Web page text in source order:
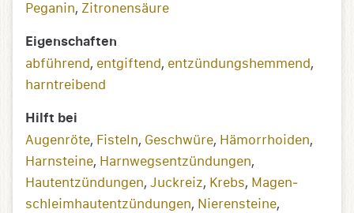
Peganin, Zitronensäure
Eigenschaften
abführend, entgiftend, entzündungs­­hemmend,
harntreibend
Hilft bei
Augenröte, Fisteln, Geschwüre, Hämorrhoiden,
Harnsteine, Harnwegs­­entzündungen,
Hautentzündungen, Juckreiz, Krebs, Magen­
schleimhaut­entzündungen, Nierensteine,